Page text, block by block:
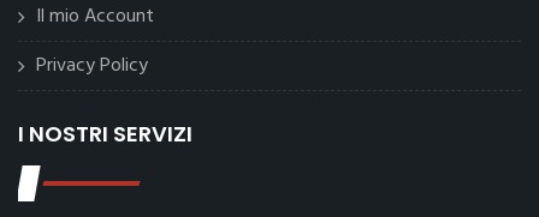
Il mio Account
Privacy Policy
I NOSTRI SERVIZI